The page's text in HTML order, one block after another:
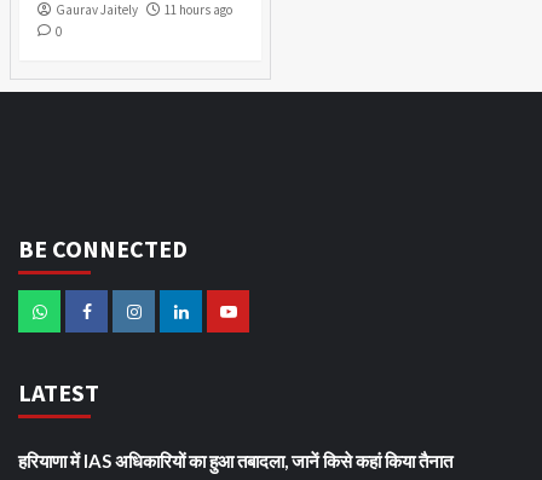
Gaurav Jaitely
11 hours ago
0
BE CONNECTED
LATEST
हरियाणा में IAS अधिकारियों का हुआ तबादला, जानें किसे कहां किया तैनात